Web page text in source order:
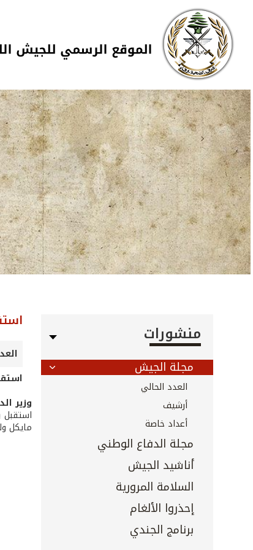
تجاوز إلى المحتوى الرئيسي
Skip to navigation
منشورات
مجلة الجيش
العدد الحالي
أرشيف
أعداد خاصة
مجلة الدفاع الوطني
أناشيد الجيش
السلامة المرورية
إحذروا الألغام
برنامج الجندي
العدد 286 -
وزير
استقبل
مايكل